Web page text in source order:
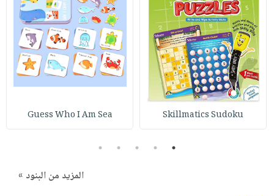
Skillmatics Sudoku
Guess Who I Am Sea
1
2
3
4
5
المزيد من البنود »